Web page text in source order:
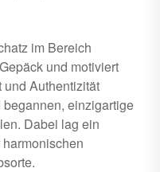
im Bereich
und motiviert
Authentizität
einzigartige
Dabei lag ein